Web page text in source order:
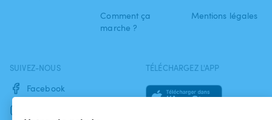
Comment ça
marche ?
Mentions légales
SUIVEZ-NOUS
Facebook
TÉLÉCHARGEZ L'APP